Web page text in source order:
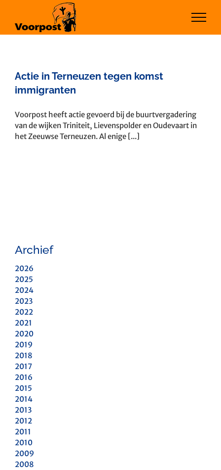
inhoud
Actie in Terneuzen tegen komst
immigranten
Voorpost heeft actie gevoerd bij de buurtvergadering
van de wijken Triniteit, Lievenspolder en Oudevaart in
het Zeeuwse Terneuzen. Al enige [...]
Archief
2026
2025
2024
2023
2022
2021
2020
2019
2018
2017
2016
2015
2014
2013
2012
2011
2010
2009
2008